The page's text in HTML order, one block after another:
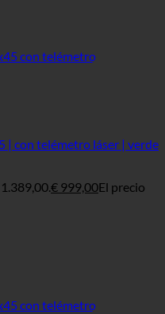
| con telémetro láser | verde
€ 999,00El precio